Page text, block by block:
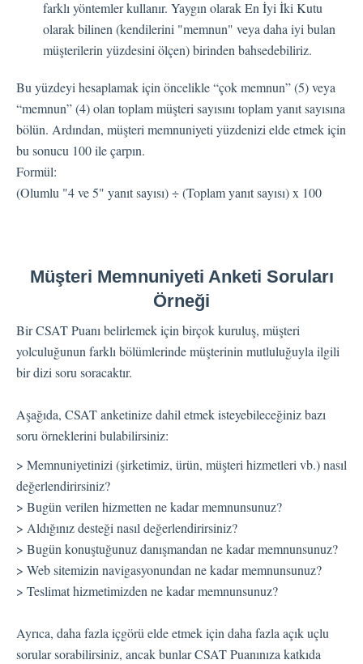
farklı yöntemler kullanır. Yaygın olarak En İyi İki Kutu
olarak bilinen (kendilerini "memnun" veya daha iyi bulan
müşterilerin yüzdesini ölçen) birinden bahsedebiliriz.
Bu yüzdeyi hesaplamak için öncelikle “çok memnun” (5) veya
“memnun” (4) olan toplam müşteri sayısını toplam yanıt sayısına
bölün. Ardından, müşteri memnuniyeti yüzdenizi elde etmek için
bu sonucu 100 ile çarpın.
Formül:
(Olumlu "4 ve 5" yanıt sayısı) ÷ (Toplam yanıt sayısı) x 100
Müşteri Memnuniyeti Anketi Soruları
Örneği
Bir CSAT Puanı belirlemek için birçok kuruluş, müşteri
yolculuğunun farklı bölümlerinde müşterinin mutluluğuyla ilgili
bir dizi soru soracaktır.
Aşağıda, CSAT anketinize dahil etmek isteyebileceğiniz bazı
soru örneklerini bulabilirsiniz:
> Memnuniyetinizi (şirketimiz, ürün, müşteri hizmetleri vb.) nasıl
değerlendirirsiniz?
> Bugün verilen hizmetten ne kadar memnunsunuz?
> Aldığınız desteği nasıl değerlendirirsiniz?
> Bugün konuştuğunuz danışmandan ne kadar memnunsunuz?
> Web sitemizin navigasyonundan ne kadar memnunsunuz?
> Teslimat hizmetimizden ne kadar memnunsunuz?
Ayrıca, daha fazla içgörü elde etmek için daha fazla açık uçlu
sorular sorabilirsiniz, ancak bunlar CSAT Puanınıza katkıda